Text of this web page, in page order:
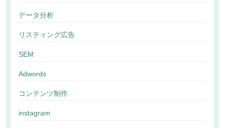
データ分析
リスティング広告
SEM
Adwords
コンテンツ制作
instagram